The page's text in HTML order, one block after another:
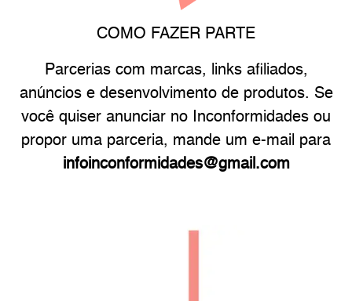
COMO FAZER PARTE
Parcerias com marcas, links afiliados,
anúncios e desenvolvimento de produtos. Se
você quiser anunciar no Inconformidades ou
propor uma parceria, mande um e-mail para
infoinconformidades@gmail.com